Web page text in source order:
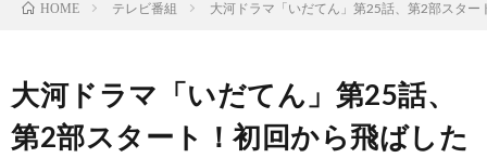
HOME テレビ番組 大河ドラマ「いだてん」第25話、第2部スタ
大河ドラマ「いだてん」第25話、
第2部スタート！初回から飛ばした